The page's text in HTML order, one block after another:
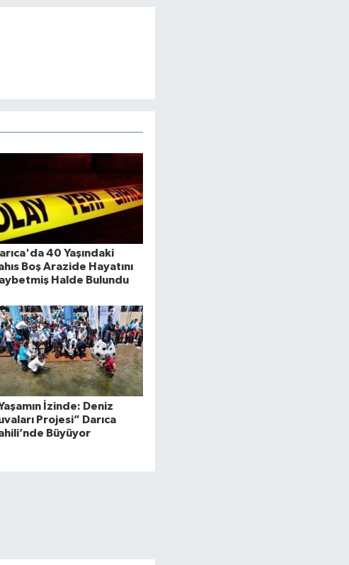
40 Yaşındaki
Boş Arazide Hayatını
Halde Bulundu
İzinde: Deniz
Projesi” Darıca
Büyüyor